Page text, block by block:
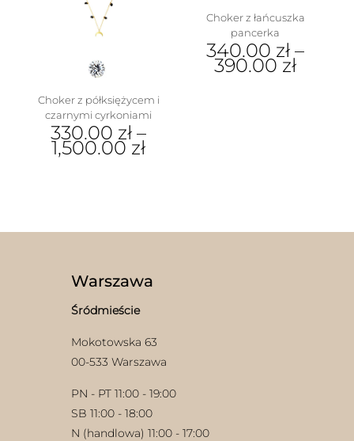
Choker z półksiężycem i
czarnymi cyrkoniami
330.00 zł –
1,500.00 zł
na
produktu
Choker z łańcuszka
pancerka
340.00 zł –
390.00 zł
produktu
Warszawa
Śródmieście
Mokotowska 63
00-533 Warszawa
PN - PT 11:00 - 19:00
SB 11:00 - 18:00
N (handlowa) 11:00 - 17:00